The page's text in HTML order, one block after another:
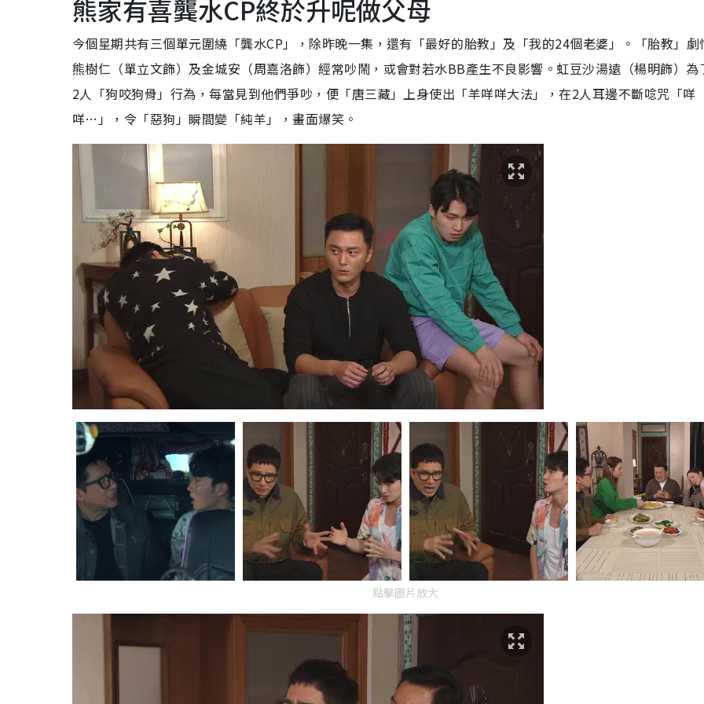
熊家有喜龔水CP終於升呢做父母
今個星期共有三個單元圍繞「龔水CP」，除昨晚一集，還有「最好的胎教」及「我的24個老婆」。「胎教」劇
熊樹仁（單立文飾）及金城安（周嘉洛飾）經常吵鬧，或會對若水BB產生不良影響。虹豆沙湯遠（楊明飾）為
2人「狗咬狗骨」行為，每當見到他們爭吵，便「唐三藏」上身使出「羊咩咩大法」，在2人耳邊不斷唸咒「咩
咩…」，令「惡狗」瞬間變「純羊」，畫面爆笑。
點擊圖片放大